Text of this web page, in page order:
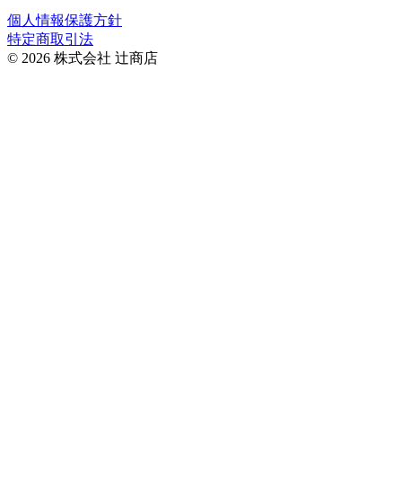
個人情報保護方針
特定商取引法
© 2026 株式会社 辻商店